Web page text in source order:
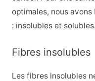
optimales, nous
: insolubles et solubles.
Fibres insolubles
Les fibres insolubles